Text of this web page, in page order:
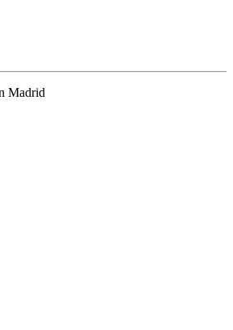
Madrid